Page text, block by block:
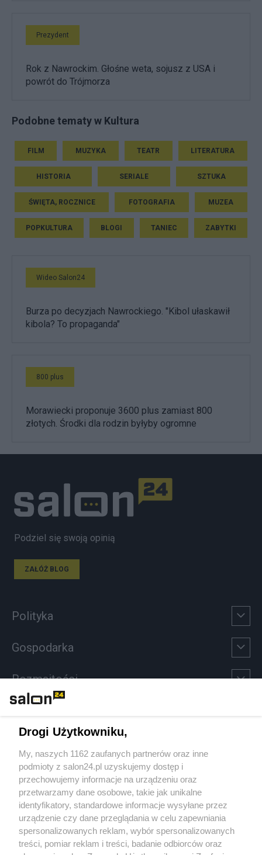
Prezydent
Rok z Nawrockim. Głośne weta, sojusz z USA i
powrót do Trójmorza
Podobne tematy w Kultura
FILM MUZYKA TEATR LITERATURA
HISTORIA SERIALE SZTUKA
ŚWIĘTA, ROCZNICE FOTOGRAFIA MUZEA
POPKULTURA BLOGI TANIEC ZABYTKI
Wideo Salon24
Burza po decyzjach Nawrockiego. "Kibol ułaskawił
kibola? To propaganda"
800 plus
Morawiecki proponuje 3600 plus zamiast 800
złotych. Środki dla rodzin byłyby ogromne
Podziel się swoją opinią
ZAŁÓŻ BLOG
Polityka
Gospodarka
Rozmaitości
Sport
Społeczeństwo
Kultura
Drogi Użytkowniku,
My, naszych 1162 zaufanych partnerów oraz inne
podmioty z salon24.pl uzyskujemy dostęp i
przechowujemy informacje na urządzeniu oraz
przetwarzamy dane osobowe, takie jak unikalne
identyfikatory, standardowe informacje wysyłane przez
urządzenie czy dane przeglądania w celu zapewniania
spersonalizowanych reklam, wybór spersonalizowanych
treści, pomiar reklam i treści, badanie odbiorców oraz